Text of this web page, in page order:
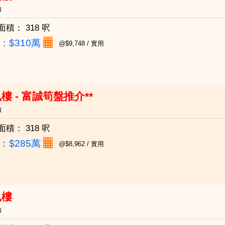
積： 318 呎
$310萬 @$9,748 / 實用
- 富誠筍盤推介**
積： 318 呎
$285萬 @$8,962 / 實用